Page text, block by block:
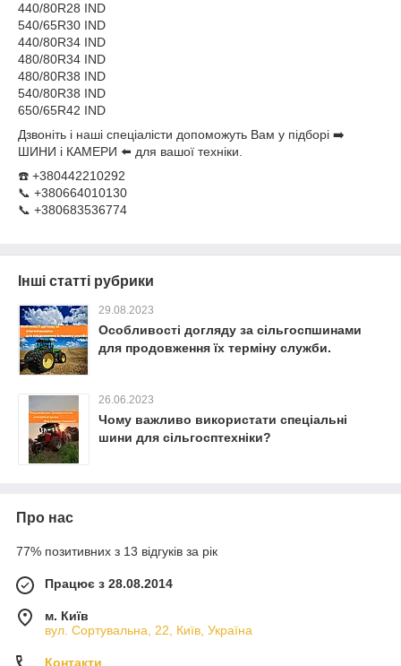
440/80R28 IND
540/65R30 IND
440/80R34 IND
480/80R34 IND
480/80R38 IND
540/80R38 IND
650/65R42 IND
Дзвоніть і наші спеціалісти допоможуть Вам у підборі ➡️
ШИНИ і КАМЕРИ ⬅️ для вашої техніки.
☎️ +380442210292
📞 +380664010130
📞 +380683536774
Інші статті рубрики
29.08.2023
Особливості догляду за сільгоспшинами
для продовження їх терміну служби.
26.06.2023
Чому важливо використати спеціальні
шини для сільгосптехніки?
Про нас
77% позитивних з 13 відгуків за рік
Працює з 28.08.2014
м. Київ
вул. Сортувальна, 22, Київ, Україна
Контакти